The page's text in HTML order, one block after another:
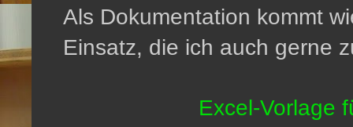
Als Dokumentation kommt
Einsatz, die ich auch gerne
Excel-Vorlage